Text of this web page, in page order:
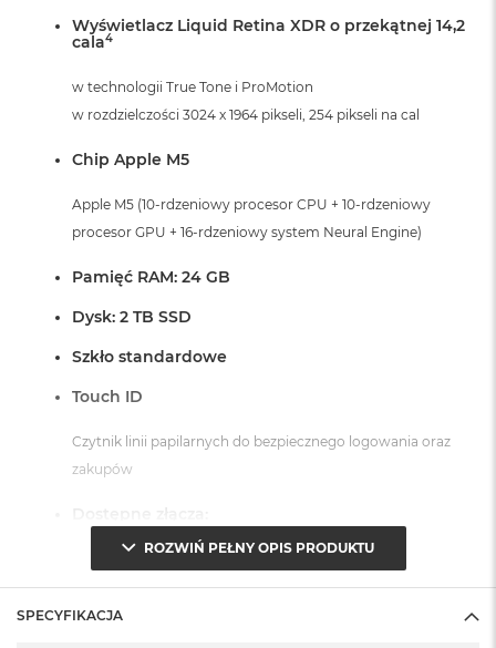
Wyświetlacz Liquid Retina XDR o przekątnej 14,2
cala4
w technologii True Tone i ProMotion
w rozdzielczości 3024 x 1964 pikseli, 254 pikseli na cal
Chip Apple M5
Apple M5 (10-rdzeniowy procesor CPU + 10-rdzeniowy
procesor GPU + 16-rdzeniowy system Neural Engine)
Pamięć RAM: 24 GB
Dysk: 2 TB SSD
Szkło standardowe
Touch ID
Czytnik linii papilarnych do bezpiecznego logowania oraz
zakupów
1 x Port HDMI
1 x Port MagSafe 3
ROZWIŃ PEŁNY OPIS PRODUKTU
SPECYFIKACJA